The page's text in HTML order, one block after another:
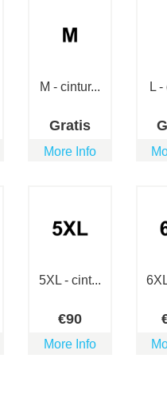
M - cintur...
Gratis
More Info
L
5XL - cint...
€90
More Info